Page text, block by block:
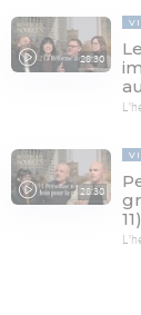
28:30
28:30
11)